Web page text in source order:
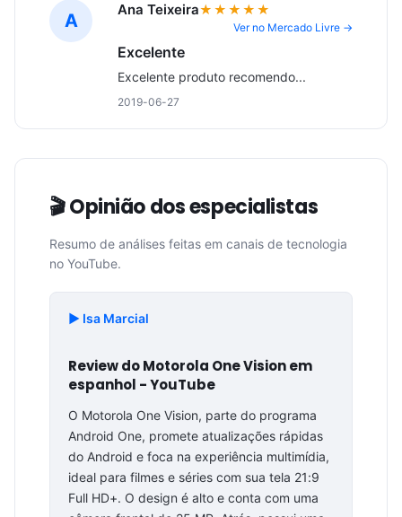
A Ana Teixeira★★★★★
Ver no Mercado Livre →
Excelente
Excelente produto recomendo...
2019-06-27
🎬 Opinião dos especialistas
Resumo de análises feitas em canais de tecnologia
no YouTube.
▶️ Isa Marcial
Review do Motorola One Vision em
espanhol - YouTube
O Motorola One Vision, parte do programa
Android One, promete atualizações rápidas
do Android e foca na experiência multimídia,
ideal para filmes e séries com sua tela 21:9
Full HD+. O design é alto e conta com uma